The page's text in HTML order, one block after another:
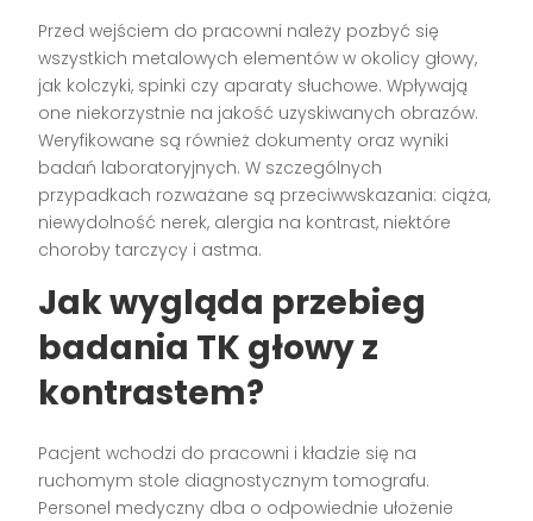
Przed wejściem do pracowni należy pozbyć się
wszystkich metalowych elementów w okolicy głowy,
jak kolczyki, spinki czy aparaty słuchowe. Wpływają
one niekorzystnie na jakość uzyskiwanych obrazów.
Weryfikowane są również dokumenty oraz wyniki
badań laboratoryjnych. W szczególnych
przypadkach rozważane są przeciwwskazania: ciąża,
niewydolność nerek, alergia na kontrast, niektóre
choroby tarczycy i astma.
Jak wygląda przebieg
badania TK głowy z
kontrastem?
Pacjent wchodzi do pracowni i kładzie się na
ruchomym stole diagnostycznym tomografu.
Personel medyczny dba o odpowiednie ułożenie